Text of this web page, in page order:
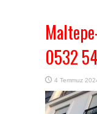
0532
4 Temmuz